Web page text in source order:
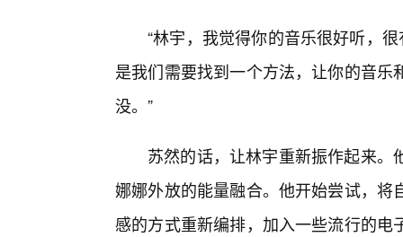
“林宇，我觉得你的音乐很好听，
是我们需要找到一个方法，让你的音
没。”
苏然的话，让林宇重新振作起来
娜娜外放的能量融合。他开始尝试，
感的方式重新编排，加入一些流行的